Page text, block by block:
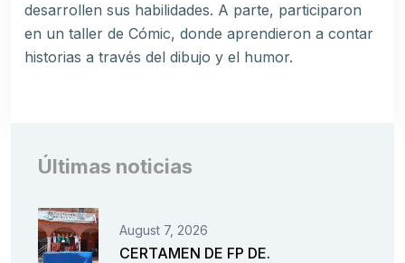
desarrollen sus habilidades. A parte, participaron
en un taller de Cómic, donde aprendieron a contar
historias a través del dibujo y el humor.
Últimas noticias
August 7, 2026
CERTAMEN DE FP DE.